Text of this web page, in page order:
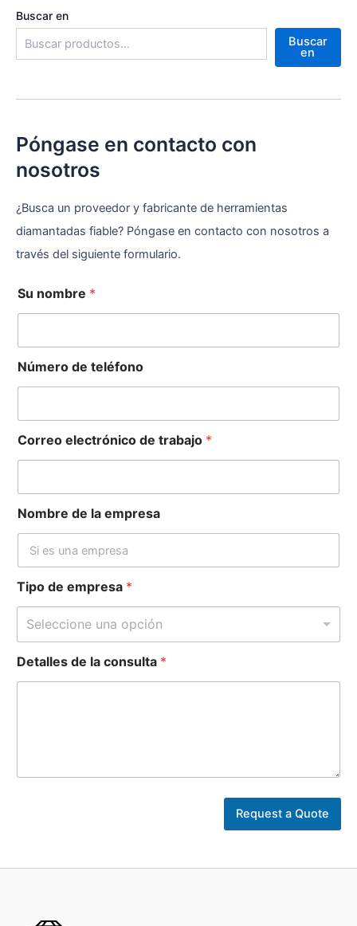
Buscar en
Buscar
en
Póngase en contacto con
nosotros
¿Busca un proveedor y fabricante de herramientas
diamantadas fiable? Póngase en contacto con nosotros a
través del siguiente formulario.
Su nombre *
Número de teléfono
Correo electrónico de trabajo *
Nombre de la empresa
d
Tipo de empresa *
Seleccione una opción
Detalles de la consulta *
Request a Quote